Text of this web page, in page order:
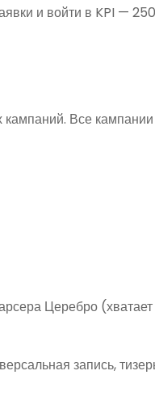
и войти в KPI —
кампаний. Все
Церебро (хватает
запись,